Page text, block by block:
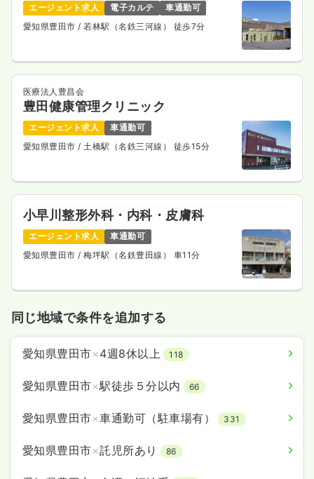
エージェント求人 電子カルテ
車通勤可
愛知県豊田市 / 若林駅（名鉄三河線） 徒歩7分
医療法人豊昌会
豊田健康管理クリニック
エージェント求人
車通勤可
愛知県豊田市 / 土橋駅（名鉄三河線） 徒歩15分
小早川整形外科・内科・皮膚科
エージェント求人
車通勤可
愛知県豊田市 / 梅坪駅（名鉄豊田線） 車11分
同じ地域で条件を追加する
愛知県豊田市×4週8休以上 118
愛知県豊田市×駅徒歩５分以内 66
愛知県豊田市×車通勤可（駐車場有） 331
愛知県豊田市×託児所あり 86